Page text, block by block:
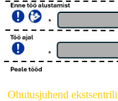
Ohutusjuhend